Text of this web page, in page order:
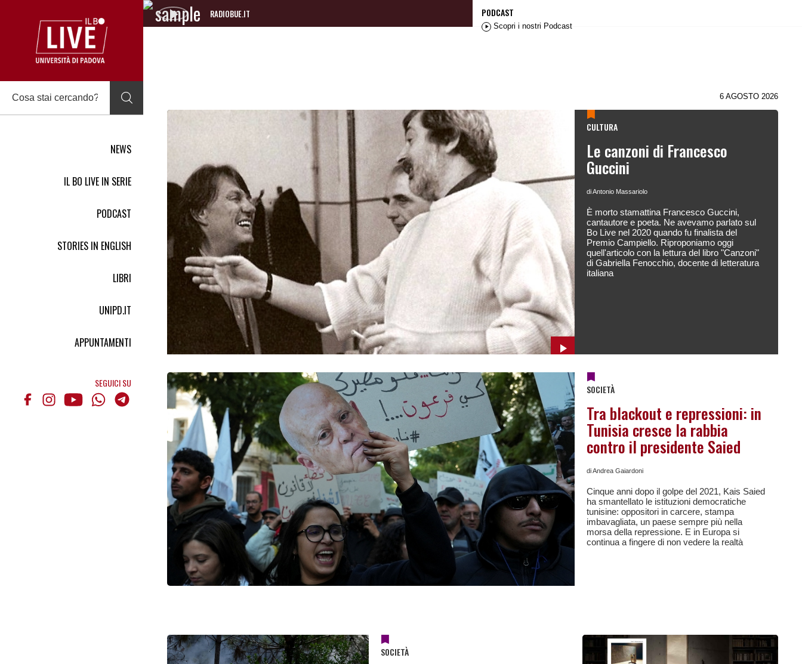
NEWS
IL BO LIVE IN SERIE
PODCAST
STORIES IN ENGLISH
LIBRI
UNIPD.IT
APPUNTAMENTI
SEGUICI SU
RADIOBUE.IT
Audio
PODCAST
Scopri i nostri Podcast
6 AGOSTO 2026
CULTURA
Le canzoni di Francesco
Guccini
di Antonio Massariolo
È morto stamattina Francesco Guccini,
cantautore e poeta. Ne avevamo parlato sul
Bo Live nel 2020 quando fu finalista del
Premio Campiello. Riproponiamo oggi
quell'articolo con la lettura del libro "Canzoni"
di Gabriella Fenocchio, docente di letteratura
italiana
SOCIETÀ
Tra blackout e repressioni: in
Tunisia cresce la rabbia
contro il presidente Saied
di Andrea Gaiardoni
Cinque anni dopo il golpe del 2021, Kais Saied
ha smantellato le istituzioni democratiche
tunisine: oppositori in carcere, stampa
imbavagliata, un paese sempre più nella
morsa della repressione. E in Europa si
continua a fingere di non vedere la realtà
SOCIETÀ